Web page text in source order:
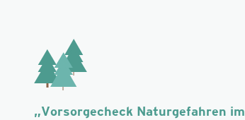
„Vorsorgecheck Naturgefahren im